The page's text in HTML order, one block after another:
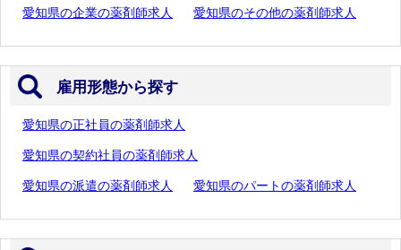
愛知県の企業の薬剤師求人 愛知県のその他の薬剤師求人
雇用形態から探す
愛知県の正社員の薬剤師求人
愛知県の契約社員の薬剤師求人
愛知県の派遣の薬剤師求人 愛知県のパートの薬剤師求人